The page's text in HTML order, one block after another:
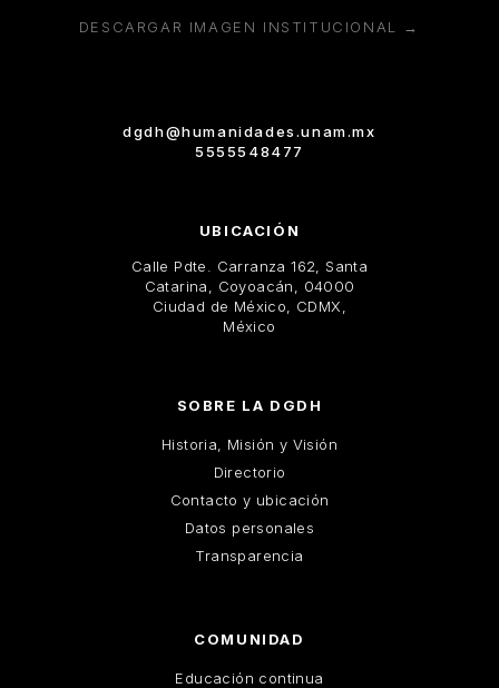
DESCARGAR IMAGEN INSTITUCIONAL →
dgdh@humanidades.unam.mx
5555548477
UBICACIÓN
Calle Pdte. Carranza 162, Santa
Catarina, Coyoacán, 04000
Ciudad de México, CDMX,
México
SOBRE LA DGDH
Historia, Misión y Visión
Directorio
Contacto y ubicación
Datos personales
Transparencia
COMUNIDAD
Educación continua